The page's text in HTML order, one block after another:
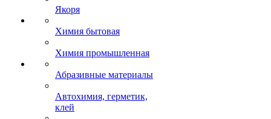
Якоря
Химия бытовая
Химия промышленная
Абразивные материалы
Автохимия, герметик,
клей